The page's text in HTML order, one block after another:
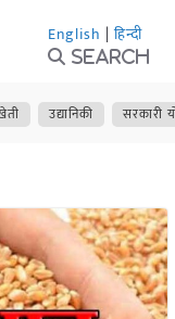
English | हिन्दी
Search
उद्यानिकी सरकारी